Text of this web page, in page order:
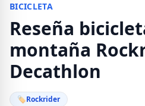
BICICLETA
Reseña
montaña
Decathlon
🏷Rockrider